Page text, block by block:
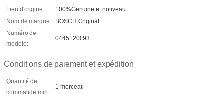
Lieu d'origine:
100%Genuine et nouveau
Nom de marque:
BOSCH Original
Numéro de
modèle:
0445120093
Conditions de paiement et expédition
Quantité de
commande min:
1 morceau